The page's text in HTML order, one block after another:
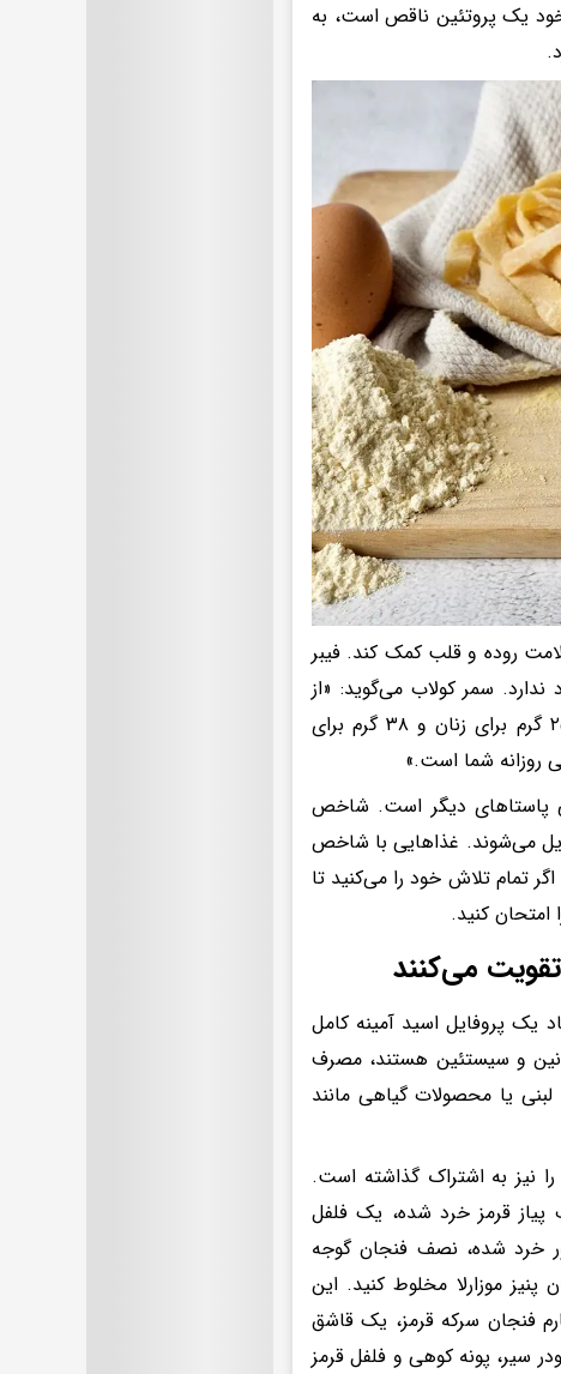
یک پروتئین ناقص است، به
روده و قلب کمک کند. فیبر
ندارد. سمر کولاب می‌گوید: «از
آنجایی که تنها ۵ درصد از آمریکایی‌ها میزان فیبر توصیه شده روزانه (۲۵ گرم برای زنان و ۳۸ گرم برای
روزانه شما است.»
پاستا‌های دیگر است. شاخص
می‌شوند. غذا‌هایی با شاخص
تمام تلاش خود را می‌کنید تا
امتحان کنید.
می‌کنند
یک پروفایل اسید آمینه کامل
و سیستئین هستند، مصرف
یا محصولات گیاهی مانند
نیز به اشتراک گذاشته است.
پخته را با نصف پیاز قرمز خرد شده، یک فلفل
خرد شده، نصف فنجان گوجه
موزارلا مخلوط کنید. این
فنجان سرکه قرمز، یک قاشق
سیر، پونه کوهی و فلفل قرمز